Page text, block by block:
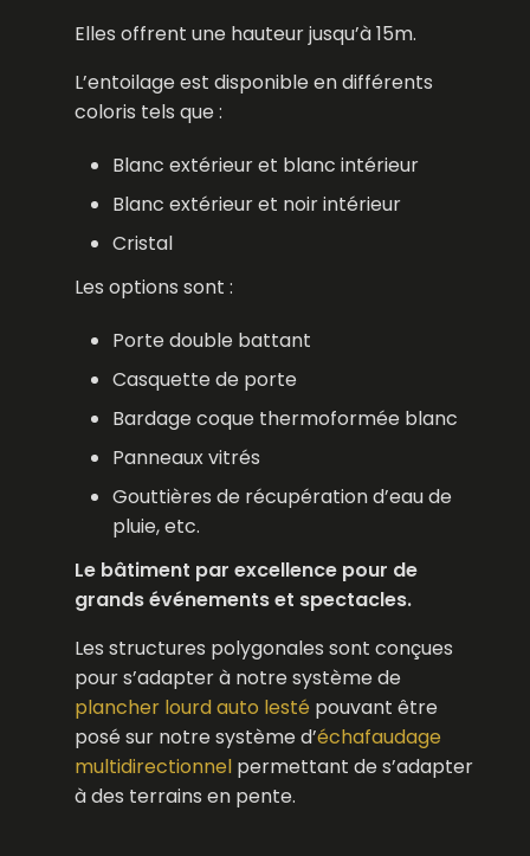
Elles offrent une hauteur jusqu’à 15m.
L’entoilage est disponible en différents
coloris tels que :
Blanc extérieur et blanc intérieur
Blanc extérieur et noir intérieur
Cristal
Les options sont :
Porte double battant
Casquette de porte
Bardage coque thermoformée blanc
Panneaux vitrés
Gouttières de récupération d’eau de
pluie, etc.
Le bâtiment par excellence pour de
grands événements et spectacles.
Les structures polygonales sont conçues
pour s’adapter à notre système de
plancher lourd auto lesté pouvant être
posé sur notre système d’échafaudage
multidirectionnelpermettant de s’adapter
à des terrains en pente.